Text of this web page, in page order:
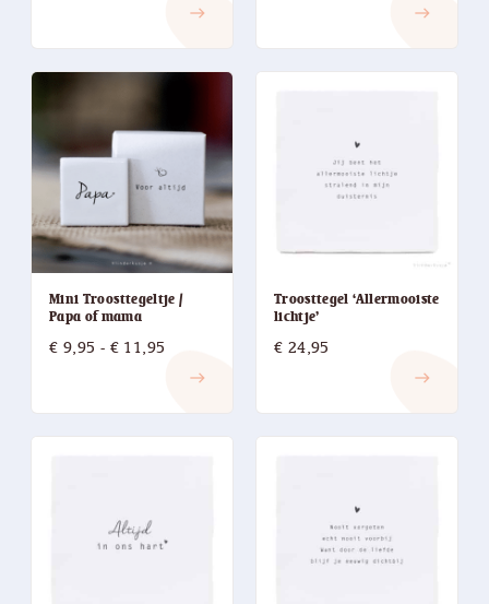
east east
Mini Troosttegeltje /
Papa of mama
€ 9,95 - € 11,95
€ 9,95
east
Troosttegel ‘Allermooiste
lichtje’
€ 24,95
east